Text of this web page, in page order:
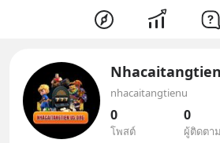
nhacaitangtienu
0
โพสต์
0
ผู้ติดตาม